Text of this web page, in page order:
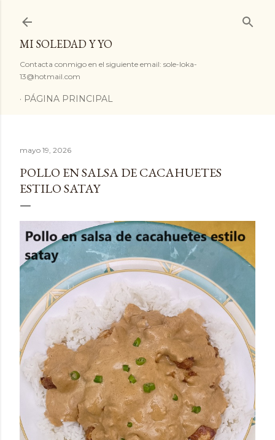
MI SOLEDAD Y YO
Contacta conmigo en el siguiente email: sole-loka-
13@hotmail.com
PÁGINA PRINCIPAL
mayo 19, 2026
POLLO EN SALSA DE CACAHUETES
ESTILO SATAY